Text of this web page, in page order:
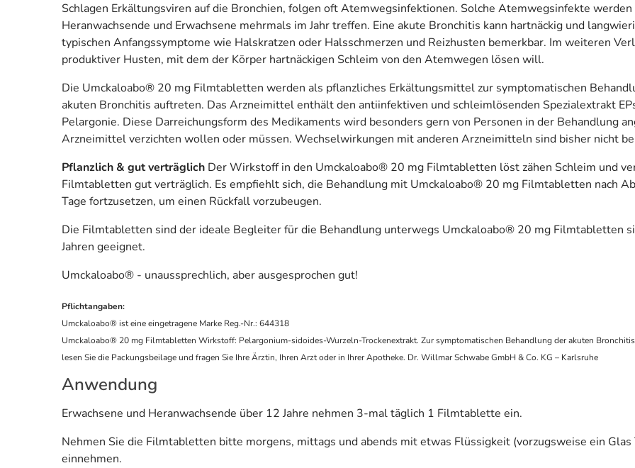
Schlagen Erkältungsviren auf die Bronchien, folgen oft Atemwegsinfektionen. Solche Atemwegsinfekte
Heranwachsende und Erwachsene mehrmals im Jahr treffen. Eine akute Bronchitis kann hartnäckig und
typischen Anfangssymptome wie Halskratzen oder Halsschmerzen und Reizhusten bemerkbar. Im weiteren
produktiver Husten, mit dem der Körper hartnäckigen Schleim von den Atemwegen lösen will.
Die Umckaloabo® 20 mg Filmtabletten werden als pflanzliches Erkältungsmittel zur symptomatischen
akuten Bronchitis auftreten. Das Arzneimittel enthält den antiinfektiven und schleimlösenden Spezialextrakt
Pelargonie. Diese Darreichungsform des Medikaments wird besonders gern von Personen in der Behandlung
Arzneimittel verzichten wollen oder müssen. Wechselwirkungen mit anderen Arzneimitteln sind bisher nicht
Pflanzlich & gut verträglich Der Wirkstoff in den Umckaloabo® 20 mg Filmtabletten löst zähen Schleim und
Filmtabletten gut verträglich. Es empfiehlt sich, die Behandlung mit Umckaloabo® 20 mg Filmtabletten nach
Tage fortzusetzen, um einen Rückfall vorzubeugen.
Die Filmtabletten sind der ideale Begleiter für die Behandlung unterwegs Umckaloabo® 20 mg Filmtabletten
Jahren geeignet.
Umckaloabo® - unaussprechlich, aber ausgesprochen gut!
Pflichtangaben:
Umckaloabo® ist eine eingetragene Marke Reg.-Nr.: 644318
Umckaloabo® 20 mg Filmtabletten Wirkstoff: Pelargonium-sidoides-Wurzeln-Trockenextrakt. Zur symptomatischen Behandlung der akuten
lesen Sie die Packungsbeilage und fragen Sie Ihre Ärztin, Ihren Arzt oder in Ihrer Apotheke. Dr. Willmar Schwabe GmbH & Co. KG – Karlsruhe
Anwendung
Erwachsene und Heranwachsende über 12 Jahre nehmen 3-mal täglich 1 Filmtablette ein.
Nehmen Sie die Filmtabletten bitte morgens, mittags und abends mit etwas Flüssigkeit (vorzugsweise ein
einnehmen.